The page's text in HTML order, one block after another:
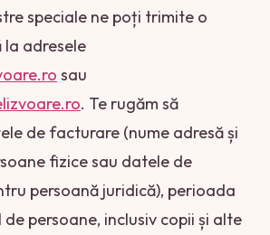
speciale ne poți trimite o
la adresele
sau
. Te rugăm să
de facturare (nume adresă și
fizice sau datele de
persoană juridică), perioada
persoane, inclusiv copii și alte